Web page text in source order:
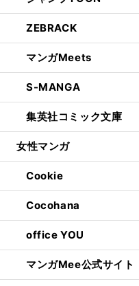
ZEBRACK
マンガMeets
S-MANGA
集英社コミック文庫
女性マンガ
Cookie
Cocohana
office YOU
マンガMee公式サイト